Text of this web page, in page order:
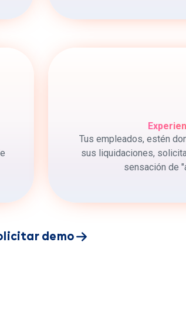
Tus empleados, estén
sus liquidaciones,
sensación de
demo